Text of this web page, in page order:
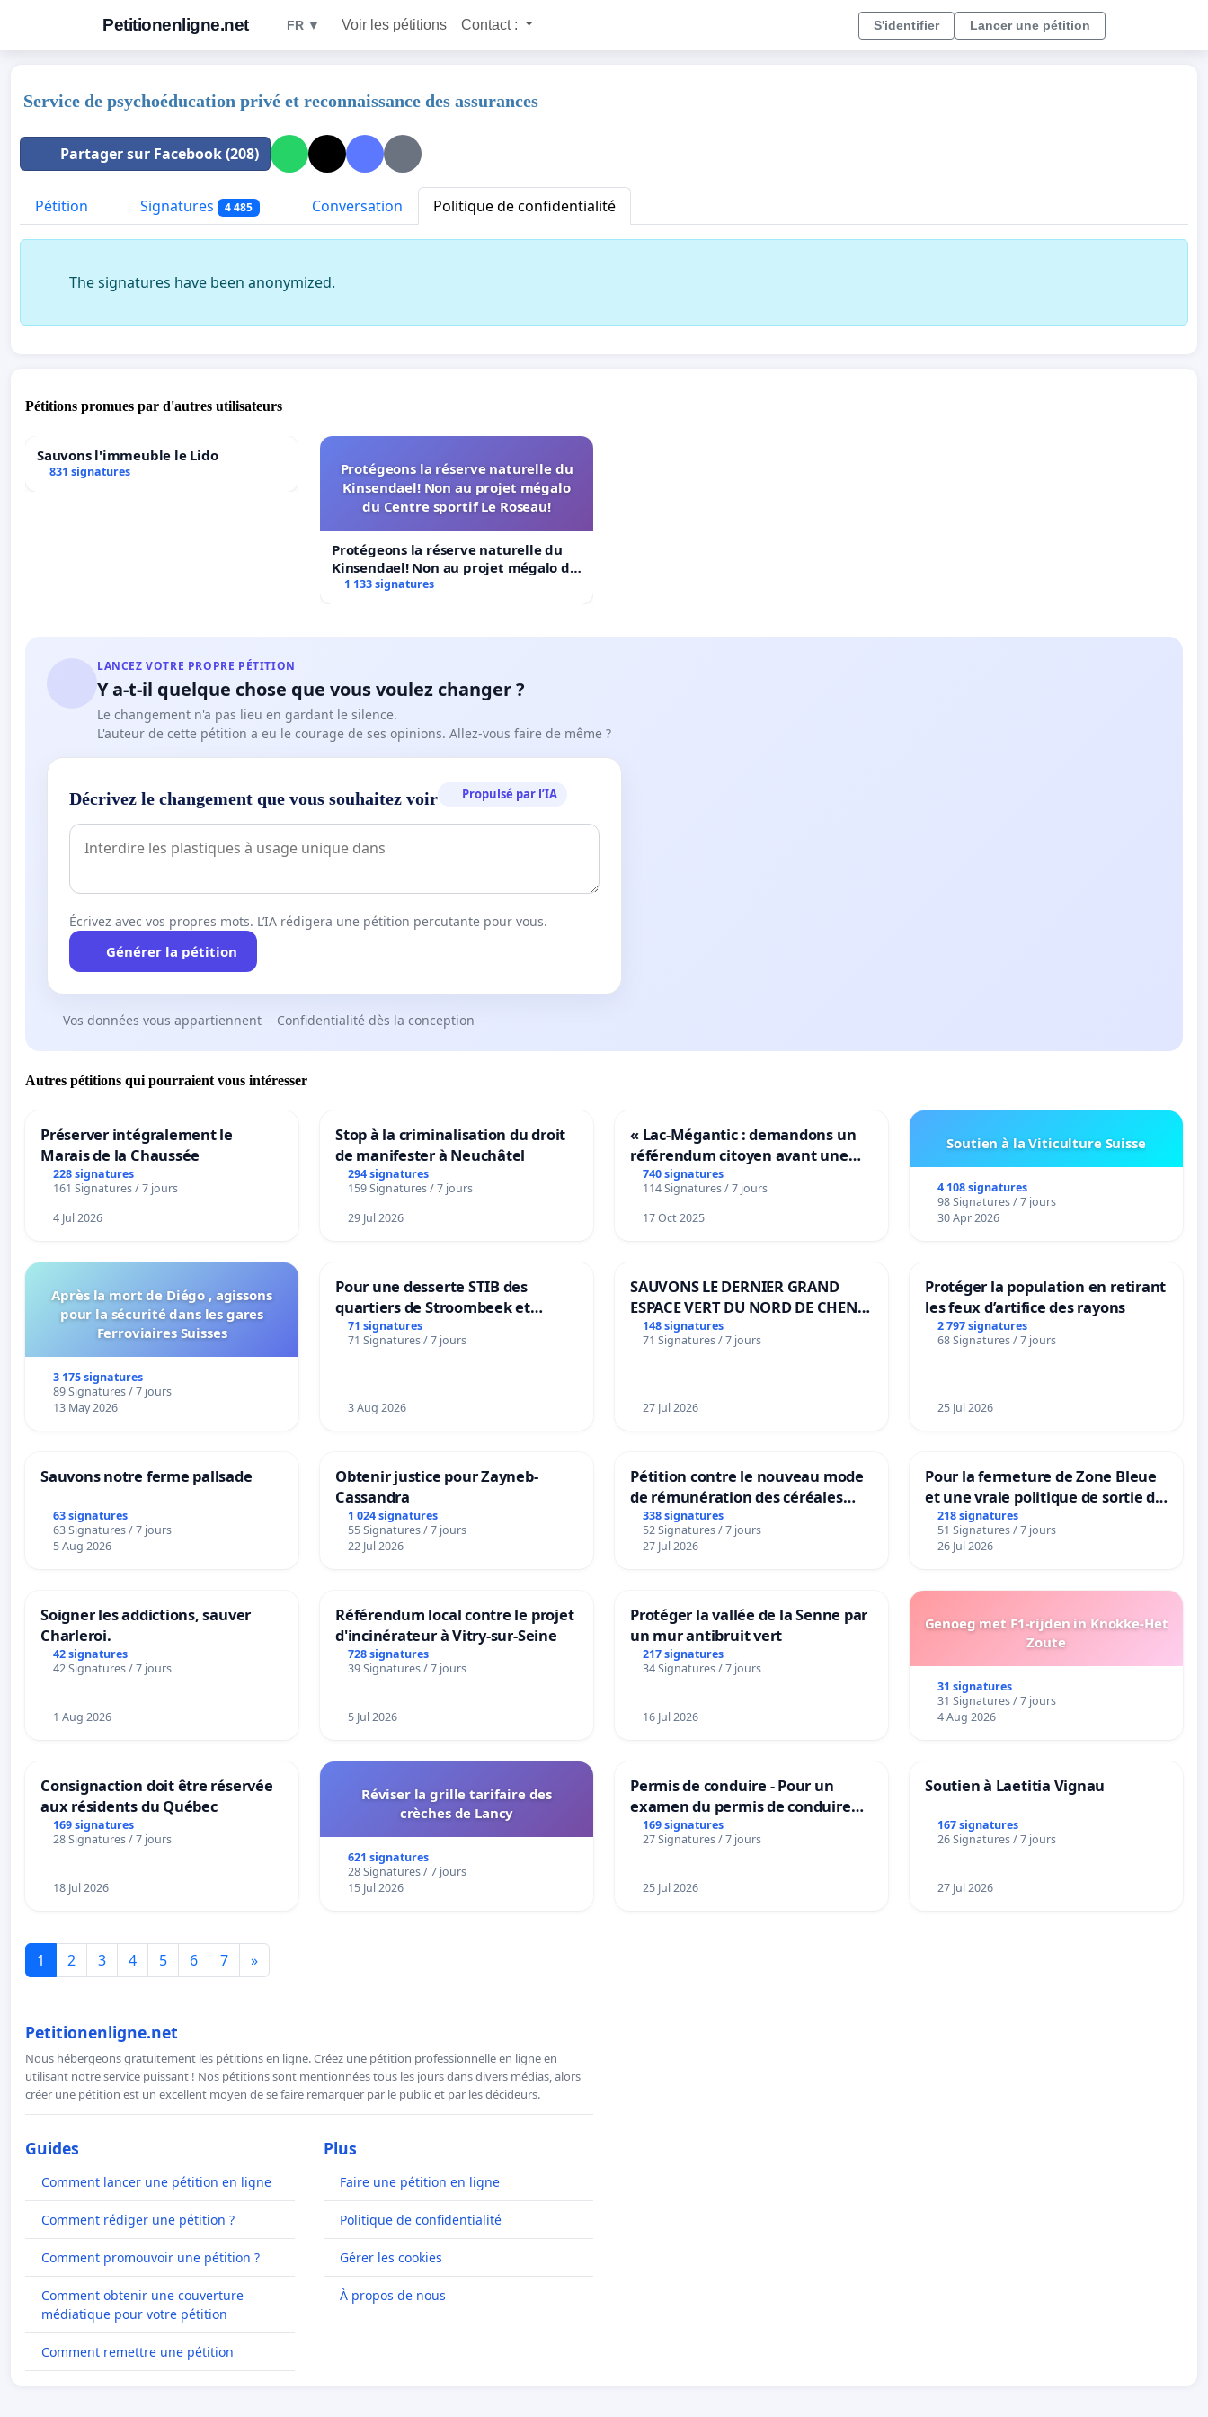
Petitionenligne.net FR ▼ Voir les pétitions Contact : S'identifier Lancer une pétition
Service de psychoéducation privé et reconnaissance des assurances
Partager sur Facebook (208)
Pétition Signatures 4 485 Conversation Politique de confidentialité
The signatures have been anonymized.
Pétitions promues par d'autres utilisateurs
Sauvons l'immeuble le Lido
831 signatures
Protégeons la réserve naturelle du
Kinsendael! Non au projet mégalo
du Centre sportif Le Roseau!
Protégeons la réserve naturelle du
Kinsendael! Non au projet mégalo du
Centre sportif Le Roseau!
1 133 signatures
LANCEZ VOTRE PROPRE PÉTITION
Y a-t-il quelque chose que vous voulez changer ?
Le changement n'a pas lieu en gardant le silence.
L'auteur de cette pétition a eu le courage de ses opinions. Allez-vous faire de même ?
Décrivez le changement que vous souhaitez voir Propulsé par l’IA
Écrivez avec vos propres mots. L’IA rédigera une pétition percutante pour vous.
Générer la pétition
Vos données vous appartiennent Confidentialité dès la conception
Autres pétitions qui pourraient vous intéresser
Préserver intégralement le
Marais de la Chaussée
228 signatures
161 Signatures / 7 jours
4 Jul 2026
Stop à la criminalisation du droit
de manifester à Neuchâtel
294 signatures
159 Signatures / 7 jours
29 Jul 2026
« Lac-Mégantic : demandons un
référendum citoyen avant une
transformation irréversible de
notre territoire »
740 signatures
114 Signatures / 7 jours
17 Oct 2025
Soutien à la Viticulture Suisse
4 108 signatures
98 Signatures / 7 jours
30 Apr 2026
Après la mort de Diégo , agissons
pour la sécurité dans les gares
Ferroviaires Suisses
3 175 signatures
89 Signatures / 7 jours
13 May 2026
Pour une desserte STIB des
quartiers de Stroombeek et
Beauval - Voor een MIVB-
bediening van de wijken
71 signatures
71 Signatures / 7 jours
3 Aug 2026
SAUVONS LE DERNIER GRAND
ESPACE VERT DU NORD DE CHENE-
BOUGERIES
148 signatures
71 Signatures / 7 jours
27 Jul 2026
Protéger la population en retirant
les feux d’artifice des rayons
2 797 signatures
68 Signatures / 7 jours
25 Jul 2026
Sauvons notre ferme pallsade
63 signatures
63 Signatures / 7 jours
5 Aug 2026
Obtenir justice pour Zayneb-
Cassandra
1 024 signatures
55 Signatures / 7 jours
22 Jul 2026
Pétition contre le nouveau mode
de rémunération des céréales
panifiables de Swiss granum basé
sur la teneur en protéines
338 signatures
52 Signatures / 7 jours
27 Jul 2026
Pour la fermeture de Zone Bleue
et une vraie politique de sortie de
la dépendance
218 signatures
51 Signatures / 7 jours
26 Jul 2026
Soigner les addictions, sauver
Charleroi.
42 signatures
42 Signatures / 7 jours
1 Aug 2026
Référendum local contre le projet
d'incinérateur à Vitry-sur-Seine
728 signatures
39 Signatures / 7 jours
5 Jul 2026
Protéger la vallée de la Senne par
un mur antibruit vert
217 signatures
34 Signatures / 7 jours
16 Jul 2026
Genoeg met F1-rijden in Knokke-Het
Zoute
31 signatures
31 Signatures / 7 jours
4 Aug 2026
Consignaction doit être réservée
aux résidents du Québec
169 signatures
28 Signatures / 7 jours
18 Jul 2026
Réviser la grille tarifaire des
crèches de Lancy
621 signatures
28 Signatures / 7 jours
15 Jul 2026
Permis de conduire - Pour un
examen du permis de conduire
accessible dans plusieurs langues
à Bruxelles
169 signatures
27 Signatures / 7 jours
25 Jul 2026
Soutien à Laetitia Vignau
167 signatures
26 Signatures / 7 jours
27 Jul 2026
1 2 3 4 5 6 7 »
Petitionenligne.net
Nous hébergeons gratuitement les pétitions en ligne. Créez une pétition professionnelle en ligne en
utilisant notre service puissant ! Nos pétitions sont mentionnées tous les jours dans divers médias, alors
créer une pétition est un excellent moyen de se faire remarquer par le public et par les décideurs.
Guides
Comment lancer une pétition en ligne
Comment rédiger une pétition ?
Comment promouvoir une pétition ?
Comment obtenir une couverture
médiatique pour votre pétition
Comment remettre une pétition
Plus
Faire une pétition en ligne
Politique de confidentialité
Gérer les cookies
À propos de nous